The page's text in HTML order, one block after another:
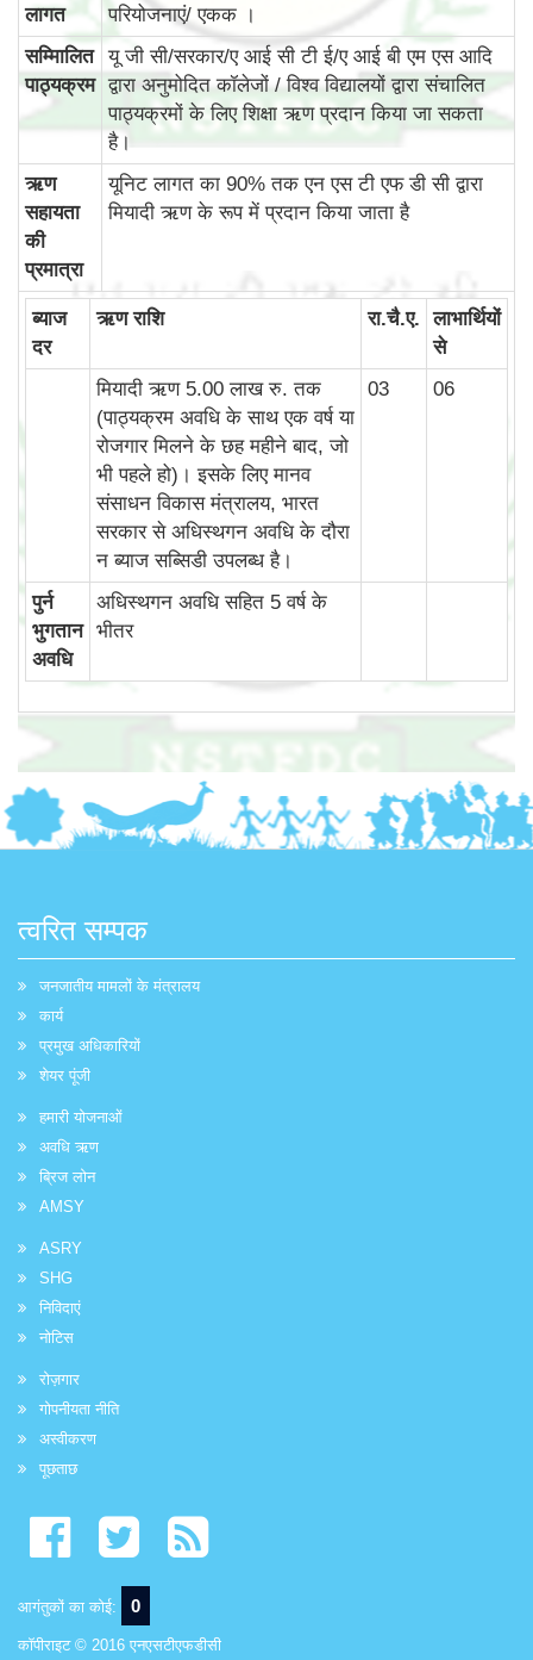
लागत
परियोजनाएं/ एकक ।
सम्मिालित
पाठ्यक्रम
यू जी सी/सरकार/ए आई सी टी ई/ए आई बी एम एस आदि
द्वारा अनुमोदित कॉलेजों / विश्व विद्यालयों द्वारा संचालित
पाठ्यक्रमों के लिए शिक्षा ऋण प्रदान किया जा सकता
है।
ऋण
सहायता
की
प्रमात्रा
यूनिट लागत का 90% तक एन एस टी एफ डी सी द्वारा
मियादी ऋण के रूप में प्रदान किया जाता है
ब्‍याज
दर
ऋण राशि रा.चै.ए.
लाभार्थियों
से
मियादी ऋण 5.00 लाख रु. तक
(पाठ्यक्रम अवधि के साथ एक वर्ष या
रोजगार मिलने के छह महीने बाद, जो
भी पहले हो)। इसके लिए मानव
संसाधन विकास मंत्रालय, भारत
सरकार से अधिस्थगन अवधि के दौरा
न ब्याज सब्सिडी उपलब्‍ध है।
03 06
पुर्न
भुगतान
अवधि
अधिस्‍थगन अवधि सहित 5 वर्ष के
भीतर
त्वरित सम्पक
जनजातीय मामलों के मंत्रालय
कार्य
प्रमुख अधिकारियों
शेयर पूंजी
हमारी योजनाओं
अवधि ऋण
ब्रिज लोन
AMSY
ASRY
SHG
निविदाएं
नोटिस
रोज़गार
गोपनीयता नीति
अस्वीकरण
पूछताछ
आगंतुकों का कोई: 0
कॉपीराइट © 2016 एनएसटीएफडीसी